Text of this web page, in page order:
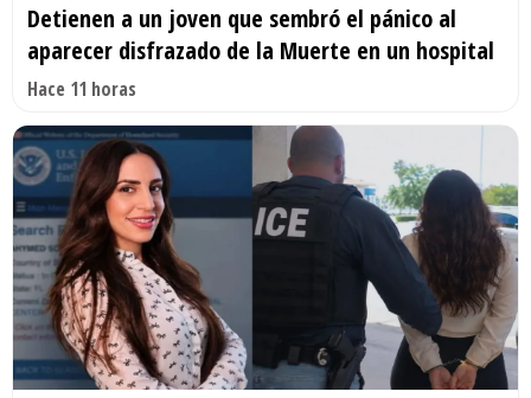
Detienen a un joven que sembró el pánico al
aparecer disfrazado de la Muerte en un hospital
Hace 11 horas